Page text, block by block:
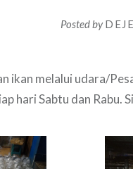
Posted by
ikan melalui udara/
hari Sabtu dan Rabu.